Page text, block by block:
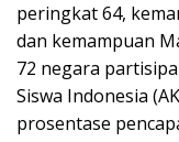
peringkat 64,
dan kemampuan
72 negara
Siswa Indonesia
prosentase